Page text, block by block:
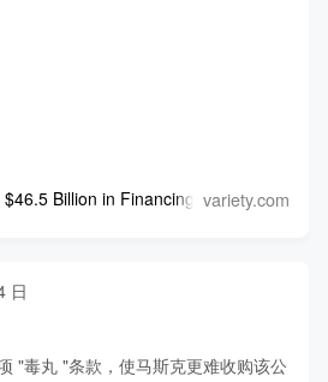
Billion in Financing for Potential
variety.com
日
"毒丸 "条款，使马斯克更难收购该公